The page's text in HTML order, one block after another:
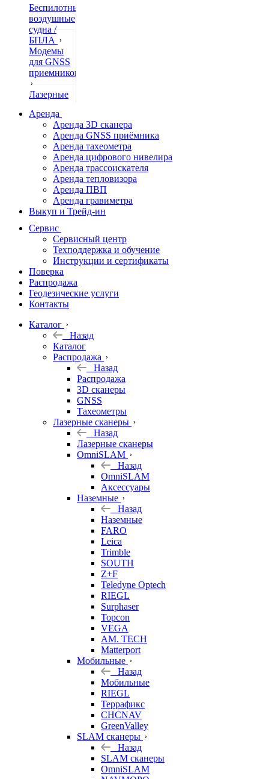
Беспилотные
воздушные
судна /
БПЛА
Модемы
для GNSS
приемников
Лазерные
Нивелиры
Теодолиты
Трассоискатели
Неразрушающий
контроль
Аксессуары
Софт
Георадары
Акции
Гидрография
Подбор
оборудования
по задачам
Архив
Геодезическое
оборудование
Аренда
Аренда 3D сканера
Аренда GNSS приёмника
Аренда тахеометра
Аренда цифрового нивелира
Аренда трассоискателя
Аренда тепловизора
Аренда ПВП
Аренда гравиметра
Выкуп и Трейд-ин
Сервис
Сервисный центр
Техподдержка и обучение
Инструкции и сертификаты
Поверка
Распродажа
Геодезические услуги
Контакты
Каталог
Назад
Каталог
Распродажа
Назад
Распродажа
3D сканеры
GNSS
Тахеометры
Лазерные сканеры
Назад
Лазерные сканеры
OmniSLAM
Назад
OmniSLAM
Аксессуары
Наземные
Назад
Наземные
FARO
Leica
Trimble
SOUTH
Z+F
Teledyne Optech
RIEGL
Surphaser
Topcon
VEGA
AM. TECH
Matterport
Мобильные
Назад
Мобильные
RIEGL
Террафикс
CHCNAV
GreenValley
SLAM сканеры
Назад
SLAM сканеры
OmniSLAM